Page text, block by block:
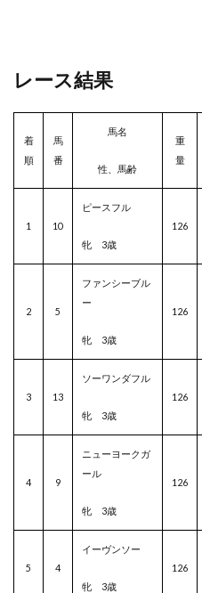
レース結果
着
順
馬
番
馬名
性、馬齢
重
量
1 10
ピースフル
牝 3歳
126
2 5
ファンシーブル
ー
牝 3歳
126
3 13
ソーワンダフル
牝 3歳
126
4 9
ニューヨークガ
ール
牝 3歳
126
5 4
イーヴンソー
牝 3歳
126